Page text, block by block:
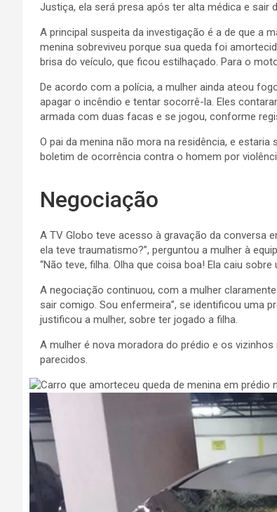
Justiça, ela será presa após ter alta médica e sair
A principal suspeita da investigação é a de que a
menina sobreviveu porque sua queda foi
brisa do veículo, que ficou estilhaçado. Para o
De acordo com a polícia, a mulher ainda ateou
apagar o incêndio e tentar socorrê-la. Eles
armada com duas facas e se jogou, conforme
O pai da menina não mora na residência, e
boletim de ocorrência contra o homem por
Negociação
A TV Globo teve acesso à gravação da conversa
ela teve traumatismo?”, perguntou a mulher à
“Não teve, filha. Olha que coisa boa! Ela caiu
A negociação continuou, com a mulher
sair comigo. Sou enfermeira”, se identificou uma
justificou a mulher, sobre ter jogado a filha.
A mulher é nova moradora do prédio e os
parecidos.